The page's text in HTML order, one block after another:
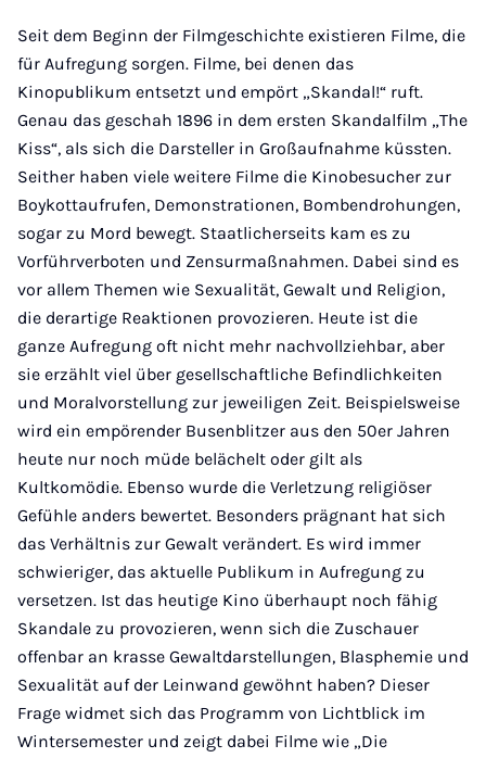
Seit dem Beginn der Filmgeschichte existieren Filme, die
für Aufregung sorgen. Filme, bei denen das
Kinopublikum entsetzt und empört „Skandal!“ ruft.
Genau das geschah 1896 in dem ersten Skandalfilm „The
Kiss“, als sich die Darsteller in Großaufnahme küssten.
Seither haben viele weitere Filme die Kinobesucher zur
Boykottaufrufen, Demonstrationen, Bombendrohungen,
sogar zu Mord bewegt. Staatlicherseits kam es zu
Vorführverboten und Zensurmaßnahmen. Dabei sind es
vor allem Themen wie Sexualität, Gewalt und Religion,
die derartige Reaktionen provozieren. Heute ist die
ganze Aufregung oft nicht mehr nachvollziehbar, aber
sie erzählt viel über gesellschaftliche Befindlichkeiten
und Moralvorstellung zur jeweiligen Zeit. Beispielsweise
wird ein empörender Busenblitzer aus den 50er Jahren
heute nur noch müde belächelt oder gilt als
Kultkomödie. Ebenso wurde die Verletzung religiöser
Gefühle anders bewertet. Besonders prägnant hat sich
das Verhältnis zur Gewalt verändert. Es wird immer
schwieriger, das aktuelle Publikum in Aufregung zu
versetzen. Ist das heutige Kino überhaupt noch fähig
Skandale zu provozieren, wenn sich die Zuschauer
offenbar an krasse Gewaltdarstellungen, Blasphemie und
Sexualität auf der Leinwand gewöhnt haben? Dieser
Frage widmet sich das Programm von Lichtblick im
Wintersemester und zeigt dabei Filme wie „Die